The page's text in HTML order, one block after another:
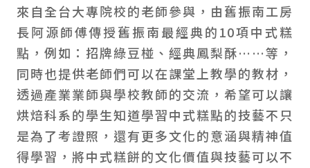
來自全台大專院校的老師參與，由舊振南工房
長阿源師傅傳授舊振南最經典的10項中式糕
點，例如：招牌綠豆椪、經典鳳梨酥……等，
同時也提供老師們可以在課堂上教學的教材，
透過產業業師與學校教師的交流，希望可以讓
烘焙科系的學生知道學習中式糕點的技藝不只
是為了考證照，還有更多文化的意涵與精神值
得學習，將中式糕餅的文化價值與技藝可以不